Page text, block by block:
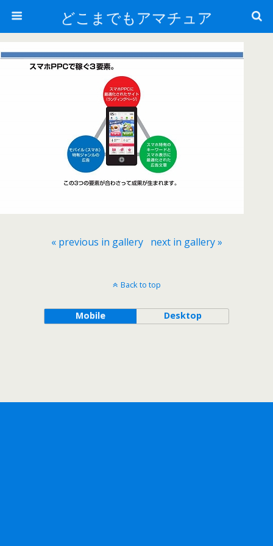
どこまでもアマチュア
« previous in gallery next in gallery »
Back to top
Mobile Desktop